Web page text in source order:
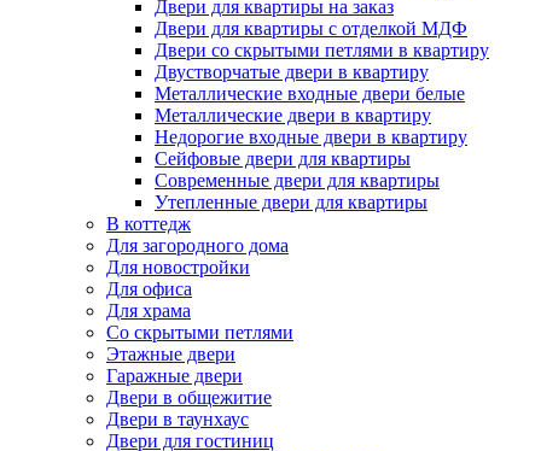
Двери для квартиры на заказ
Двери для квартиры с отделкой МДФ
Двери со скрытыми петлями в квартиру
Двустворчатые двери в квартиру
Металлические входные двери белые
Металлические двери в квартиру
Недорогие входные двери в квартиру
Сейфовые двери для квартиры
Современные двери для квартиры
Утепленные двери для квартиры
В коттедж
Для загородного дома
Для новостройки
Для офиса
Для храма
Со скрытыми петлями
Этажные двери
Гаражные двери
Двери в общежитие
Двери в таунхаус
Двери для гостиниц